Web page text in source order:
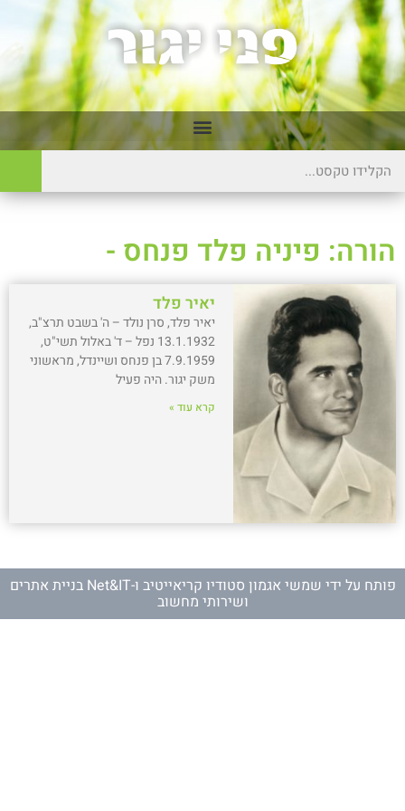
הורה: פיניה פלד פנחס -
יאיר פלד
יאיר פלד, סרן נולד – ה' בשבט תרצ"ב,
13.1.1932 נפל – ד' באלול תשי"ט,
7.9.1959 בן פנחס ושיינדל, מראשוני
משק יגור. היה פעיל
קרא עוד »
פותח על ידי שמשי אגמון סטודיו קריאייטיב ו- Net&IT בניית אתרים
ושירותי מחשוב